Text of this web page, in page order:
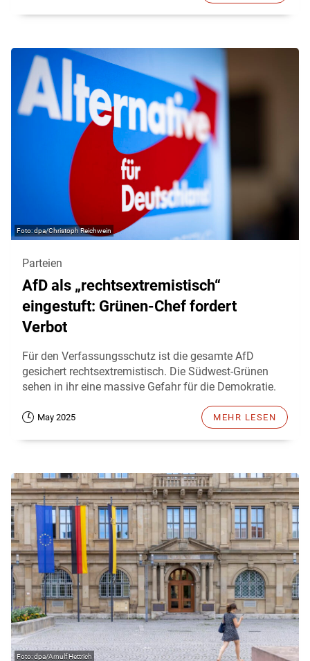
dpa/Christoph Reichwein
Parteien
AfD als „rechtsextremistisch“
eingestuft: Grünen-Chef fordert
Verbot
Für den Verfassungsschutz ist die gesamte AfD
gesichert rechtsextremistisch. Die Südwest-Grünen
sehen in ihr eine massive Gefahr für die Demokratie.
May 2025 MEHR LESEN
dpa/Arnulf Hettrich